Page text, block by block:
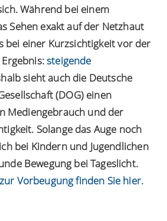
Während bei einem
Sehen exakt auf der Netzhaut
bei einer Kurzsichtigkeit vor der
steigende
sieht auch die Deutsche
(DOG) einen
Mediengebrauch und der
Solange das Auge noch
bei Kindern und Jugendlichen
Bewegung bei Tageslicht.
Vorbeugung finden Sie hier.